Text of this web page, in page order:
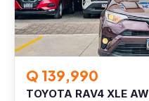
Q 139,990
TOYOTA RAV4 XLE